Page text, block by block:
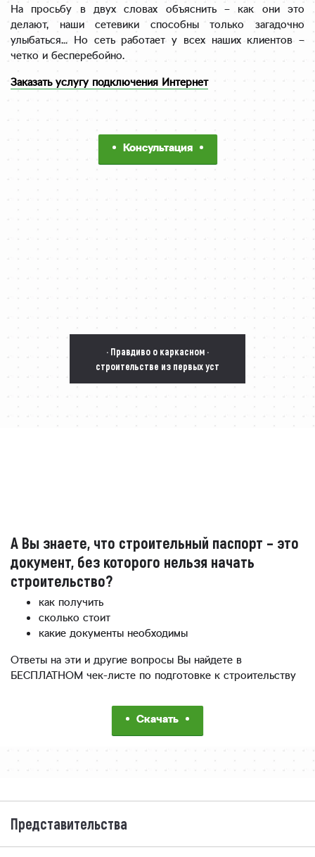
На просьбу в двух словах объяснить – как они это
делают, наши сетевики способны только загадочно
улыбаться… Но сеть работает у всех наших клиентов –
четко и бесперебойно.
Заказать услугу подключения Интернет
Консультация
· Правдиво о каркасном ·
строительстве из первых уст
А Вы знаете, что строительный паспорт – это
документ, без которого нельзя начать
строительство?
как получить
сколько стоит
какие документы необходимы
Ответы на эти и другие вопросы Вы найдете в
БЕСПЛАТНОМ чек-листе по подготовке к строительству
Скачать
Представительства